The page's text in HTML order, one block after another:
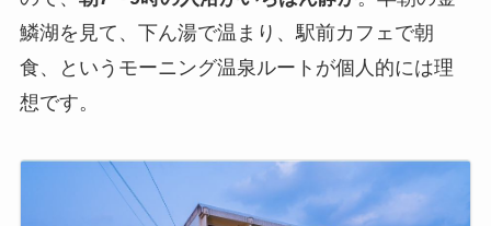
鱗湖を見て、下ん湯で温まり、駅前カフェで朝
食、というモーニング温泉ルートが個人的には理
想です。